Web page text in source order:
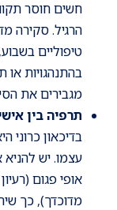
חשים חוסר
הרגיל. סקירה
טיפוליים
בהתנהגויות
מגבירים את
תרפיה בין
בדיכאון
עצמו. יש
אופי פגום
מדוכדך), כך